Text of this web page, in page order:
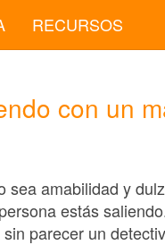
RECURSOS
con un
amabilidad y
estás
parecer un